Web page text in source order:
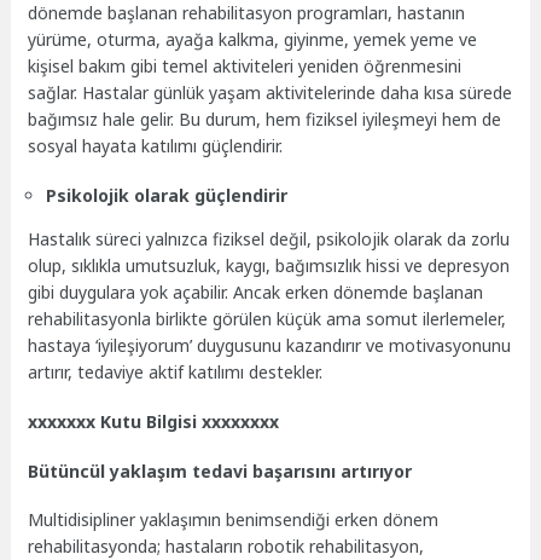
dönemde başlanan rehabilitasyon programları, hastanın
yürüme, oturma, ayağa kalkma, giyinme, yemek yeme ve
kişisel bakım gibi temel aktiviteleri yeniden öğrenmesini
sağlar. Hastalar günlük yaşam aktivitelerinde daha kısa sürede
bağımsız hale gelir. Bu durum, hem fiziksel iyileşmeyi hem de
sosyal hayata katılımı güçlendirir.
Psikolojik olarak güçlendirir
Hastalık süreci yalnızca fiziksel değil, psikolojik olarak da zorlu
olup, sıklıkla umutsuzluk, kaygı, bağımsızlık hissi ve depresyon
gibi duygulara yok açabilir. Ancak erken dönemde başlanan
rehabilitasyonla birlikte görülen küçük ama somut ilerlemeler,
hastaya ‘iyileşiyorum’ duygusunu kazandırır ve motivasyonunu
artırır, tedaviye aktif katılımı destekler.
xxxxxxx Kutu Bilgisi xxxxxxxx
Bütüncül yaklaşım tedavi başarısını artırıyor
Multidisipliner yaklaşımın benimsendiği erken dönem
rehabilitasyonda; hastaların robotik rehabilitasyon,